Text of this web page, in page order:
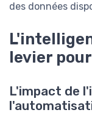
des données
levier
L'impact de